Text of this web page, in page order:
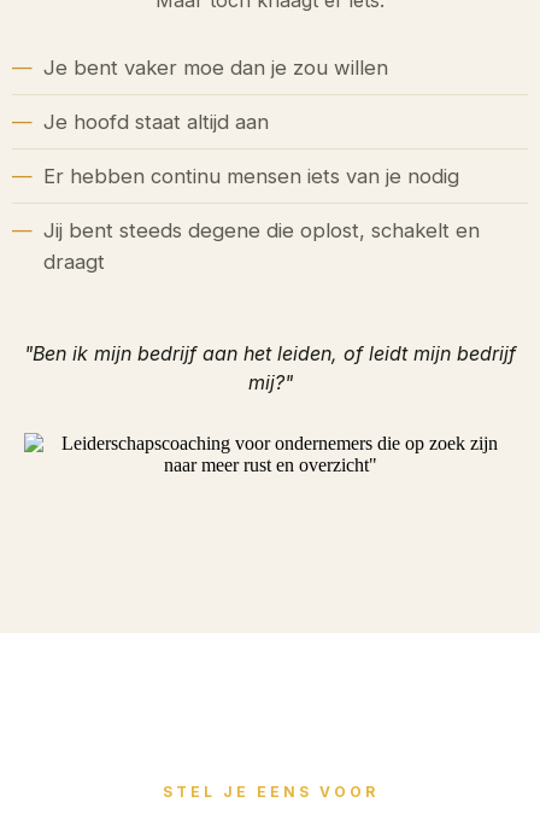
Je bent vaker moe dan je zou willen
Je hoofd staat altijd aan
Er hebben continu mensen iets van je nodig
Jij bent steeds degene die oplost, schakelt en
draagt
"Ben ik mijn bedrijf aan het leiden, of leidt mijn bedrijf
mij?"
STEL JE EENS VOOR